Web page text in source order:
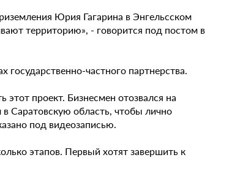
Юрия Гагарина в Энгельсском
территорию», - говорится под постом в
частного партнерства.
проект. Бизнесмен отозвался на
Саратовскую область, чтобы лично
под видеозаписью.
этапов. Первый хотят завершить к